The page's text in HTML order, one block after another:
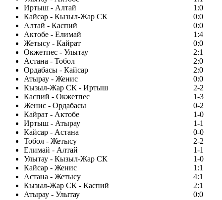
Иртыш - Алтай
1:0
Кайсар - Кызыл-Жар СК
0:0
Алтай - Каспий
0:0
Актобе - Елимай
1:4
Жетысу - Кайрат
0:0
Окжетпес - Улытау
2:1
Астана - Тобол
2:0
Ордабасы - Кайсар
2:0
Атырау - Женис
0:0
Кызыл-Жар СК - Иртыш
2-2
Каспий - Окжетпес
1-3
Женис - Ордабасы
0-2
Кайрат - Актобе
1-0
Иртыш - Атырау
1-1
Кайсар - Астана
0-0
Тобол - Жетысу
2-2
Елимай - Алтай
1-1
Улытау - Кызыл-Жар СК
1-0
Кайсар - Женис
1:1
Астана - Жетысу
4:1
Кызыл-Жар СК - Каспий
2:1
Атырау - Улытау
0:0